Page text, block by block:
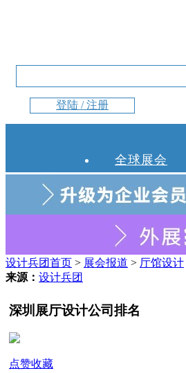
登陆 / 注册
全球展会
设计兵团首页 > 展会报道 > 厅馆设计
来源： 设计兵团
深圳展厅设计公司排名
点赞收藏